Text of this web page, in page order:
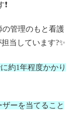
の管理のもと看護
当しています?✨
約1年程度かかり
ーを当てること